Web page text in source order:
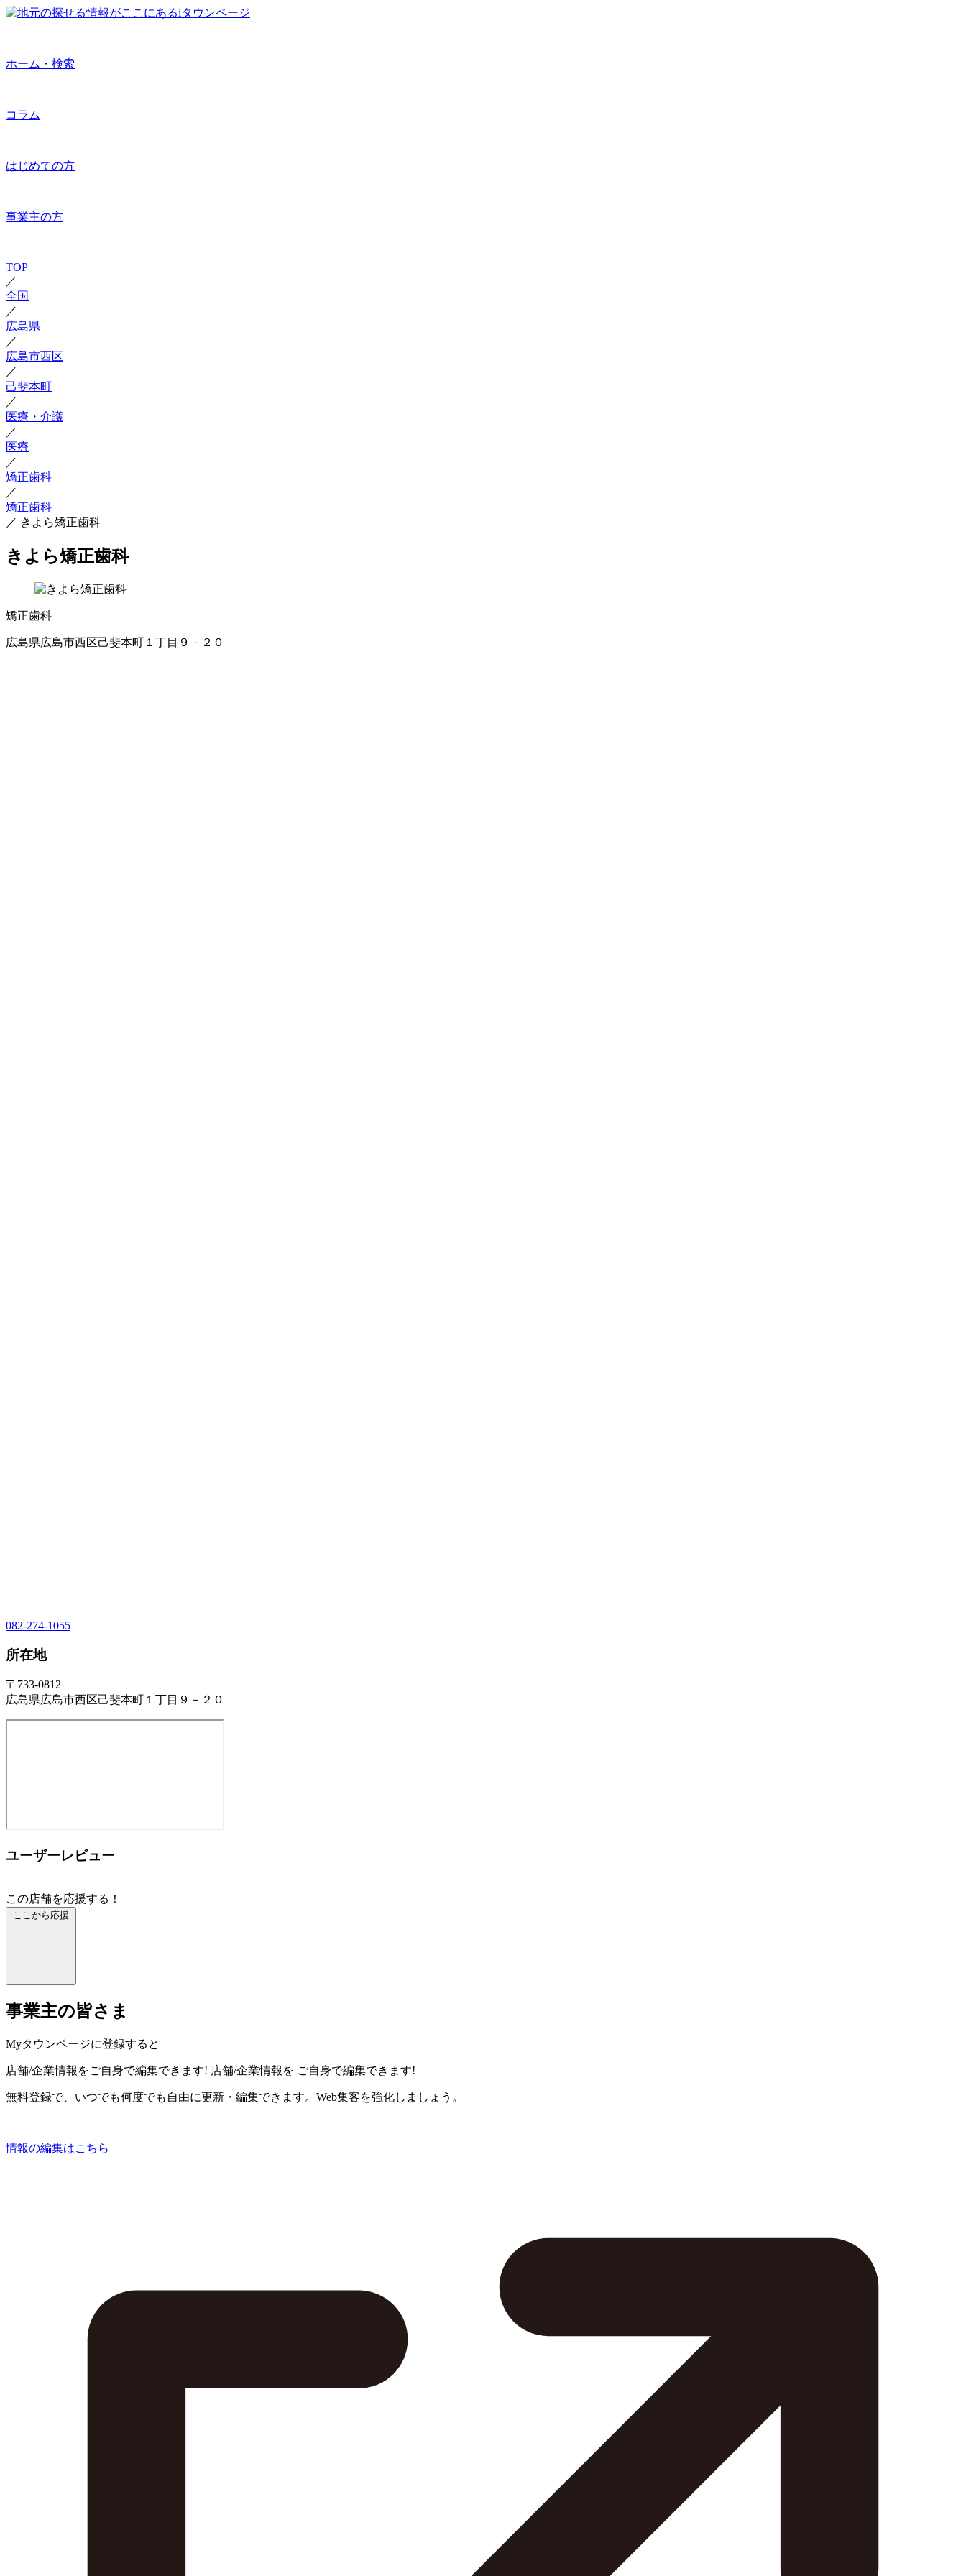
ホーム・検索
コラム
はじめての方
事業主の方
TOP
／
全国
／
広島県
／
広島市西区
／
己斐本町
／
医療・介護
／
医療
／
矯正歯科
／
矯正歯科
／ きよら矯正歯科
きよら矯正歯科
矯正歯科
広島県広島市西区己斐本町１丁目９－２０
082-274-1055
所在地
〒733-0812
広島県広島市西区己斐本町１丁目９－２０
ユーザーレビュー
この店舗を応援する！
ここから応援
事業主の皆さま
Myタウンページに登録すると
店舗/企業情報をご自身で編集できます! 店舗/企業情報を ご自身で編集できます!
無料登録で、いつでも何度でも自由に更新・編集できます。Web集客を強化しましょう。
情報の編集はこちら